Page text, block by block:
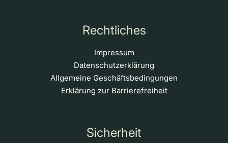
Rechtliches
Impressum
Datenschutzerklärung
Allgemeine Geschäftsbedingungen
Erklärung zur Barrierefreiheit
Sicherheit